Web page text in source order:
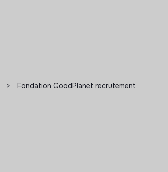
> Fondation GoodPlanet recrutement